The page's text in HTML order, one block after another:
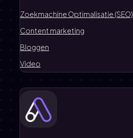
Zoekmachine Optimalisatie (SEO)
Content marketing
Bloggen
Video